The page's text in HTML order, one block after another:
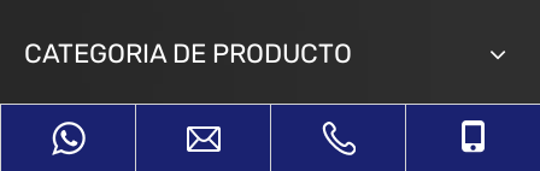
CATEGORIA DE PRODUCTO